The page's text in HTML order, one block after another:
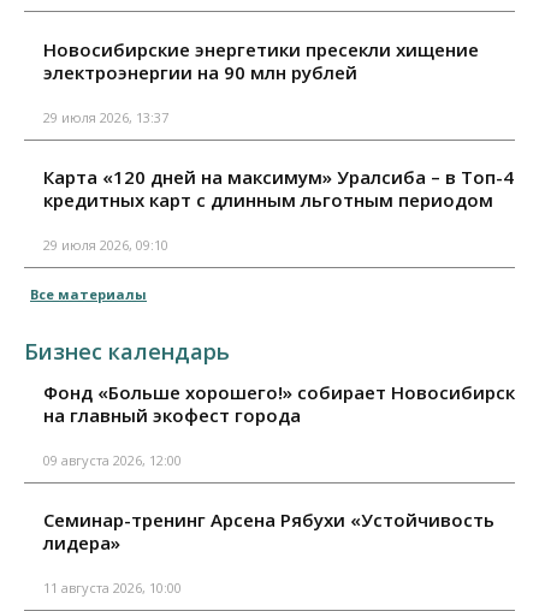
Новосибирские энергетики пресекли хищение
электроэнергии на 90 млн рублей
29 июля 2026, 13:37
Карта «120 дней на максимум» Уралсиба – в Топ-4
кредитных карт с длинным льготным периодом
29 июля 2026, 09:10
Все материалы
Бизнес календарь
Фонд «Больше хорошего!» собирает Новосибирск
на главный экофест города
09 августа 2026, 12:00
Семинар-тренинг Арсена Рябухи «Устойчивость
лидера»
11 августа 2026, 10:00